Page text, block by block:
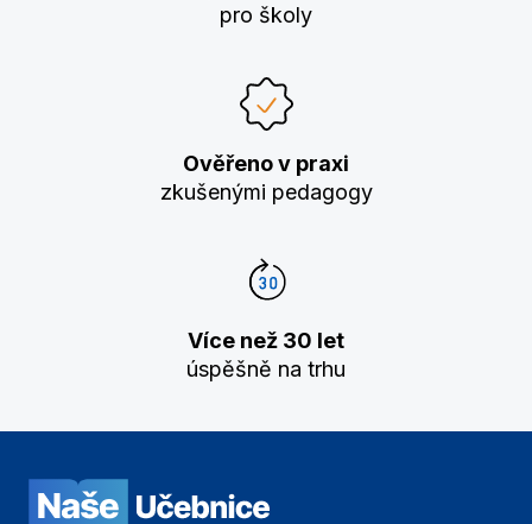
pro školy
Ověřeno v praxi
zkušenými pedagogy
Více než 30 let
úspěšně na trhu